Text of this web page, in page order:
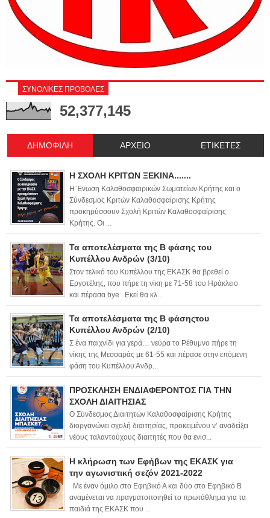
ΣΥΝΟΛΙΚΕΣ ΠΡΟΒΟΛΕΣ
52,377,145
ΔΗΜΟΦΙΛΗ ΑΡΧΕΙΟ ΕΤΙΚΕΤΕΣ
Η ΣΧΟΛΗ ΚΡΙΤΩΝ ΞΕΚΙΝΑ.......
Η Ένωση Καλαθοσφαιρικών Σωματείων Κρήτης και ο
Σύνδεσμος Κριτών Καλαθοσφαίρισης Κρήτης
προκηρύσσουν Σχολή Κριτών Καλαθοσφαίρισης
Κρήτης. Οι ...
Τα αποτελέσματα της Β φάσης του
Κυπέλλου Ανδρών (3/10)
Στον τελικό του Κυπέλλου της ΕΚΑΣΚ θα βρεθεί ο
Εργοτέλης, που πήρε τη νίκη με 71-58 του Ηράκλειο
και πέρασα bye . Εκεί θα κλ...
Τα αποτελέσματα της Β φάσηςτου
Κυπέλλου Ανδρών (2/10)
Σ ένα παιχνίδι για γερά… νεύρα το Ρέθυμνο πήρε τη
νίκης της Μεσσαράς με 61-55 και πέρασε στην επόμενη
φάση του Κυπέλλου Ανδρ...
ΠΡΟΣΚΛΗΣΗ ΕΝΔΙΑΦΕΡΟΝΤΟΣ ΓΙΑ ΤΗΝ
ΣΧΟΛΗ ΔΙΑΙΤΗΣΙΑΣ
Ο Σύνδεσμος Διαιτητών Καλαθοσφαίρισης Κρήτης
διοργανώνει σχολή διαιτησίας, προκειμένου ν’ αναδείξει
νέους ταλαντούχους διαιτητές που θα ενισ...
Η κλήρωση των Εφήβων της ΕΚΑΣΚ για
την αγωνιστική σεζόν 2021-2022
Με έναν όμιλο στο Εφηβικό Α και δύο στο Εφηβικό Β
αναμένεται να πραγματοποιηθεί το πρωτάθλημα για τα
παιδιά της ΕΚΑΣΚ που ...